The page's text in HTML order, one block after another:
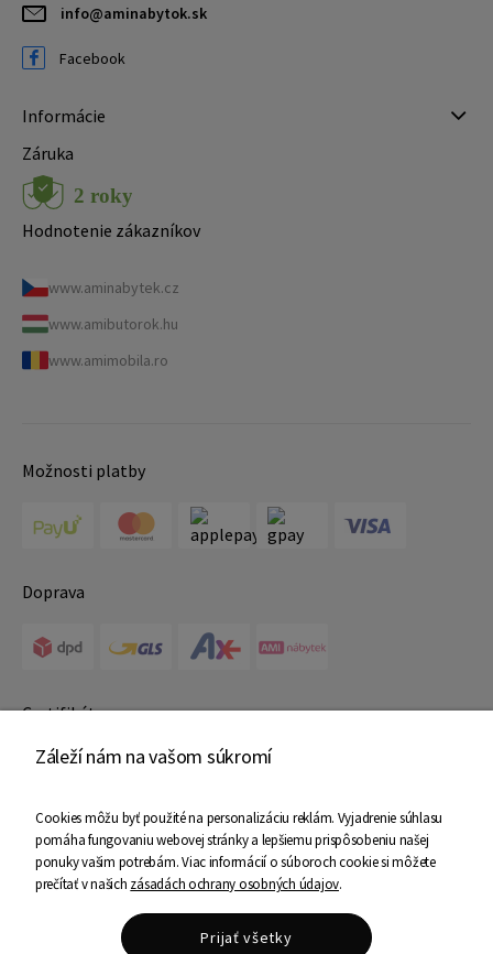
info@aminabytok.sk
Facebook
Informácie
Záruka
Hodnotenie zákazníkov
www.aminabytek.cz
www.amibutorok.hu
www.amimobila.ro
Možnosti platby
Doprava
Certifikáty
Copyright © 2025 Ami Nábytok - Všetky práva vyhradené
Shoper Premium
Záleží nám na vašom súkromí
Cookies môžu byť použité na personalizáciu reklám. Vyjadrenie súhlasu
pomáha fungovaniu webovej stránky a lepšiemu prispôsobeniu našej
ponuky vašim potrebám. Viac informácií o súboroch cookie si môžete
prečítať v našich zásadách ochrany osobných údajov.
Prijať všetky